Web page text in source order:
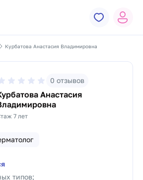
Курбатова Анастасия Владимировна
0 отзывов
Анастасия
7 лет
типов;